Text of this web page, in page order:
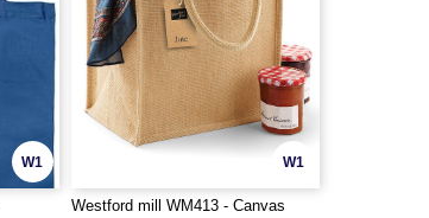
W1 W1
Westford mill WM413 - Canvas